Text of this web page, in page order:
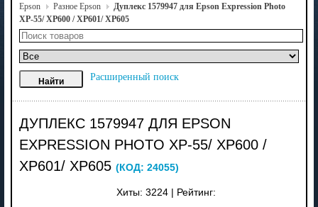
Epson
Разное Epson
Дуплекс 1579947 для Epson Expression Photo
XP-55/ XP600 / XP601/ XP605
Расширенный поиск
ДУПЛЕКС 1579947 ДЛЯ EPSON
EXPRESSION PHOTO XP-55/ XP600 /
XP601/ XP605 (КОД: 24055)
Хиты: 3224 Рейтинг: